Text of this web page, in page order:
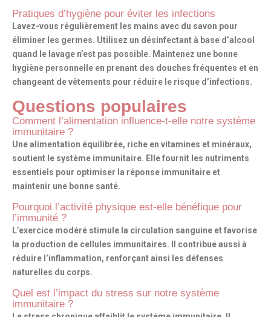
Pratiques d’hygiène pour éviter les infections
Lavez-vous régulièrement les mains avec du savon pour
éliminer les germes. Utilisez un désinfectant à base d’alcool
quand le lavage n’est pas possible. Maintenez une bonne
hygiène personnelle en prenant des douches fréquentes et en
changeant de vêtements pour réduire le risque d’infections.
Questions populaires
Comment l’alimentation influence-t-elle notre système
immunitaire ?
Une alimentation équilibrée, riche en vitamines et minéraux,
soutient le système immunitaire. Elle fournit les nutriments
essentiels pour optimiser la réponse immunitaire et
maintenir une bonne santé.
Pourquoi l’activité physique est-elle bénéfique pour
l’immunité ?
L’exercice modéré stimule la circulation sanguine et favorise
la production de cellules immunitaires. Il contribue aussi à
réduire l’inflammation, renforçant ainsi les défenses
naturelles du corps.
Quel est l’impact du stress sur notre système
immunitaire ?